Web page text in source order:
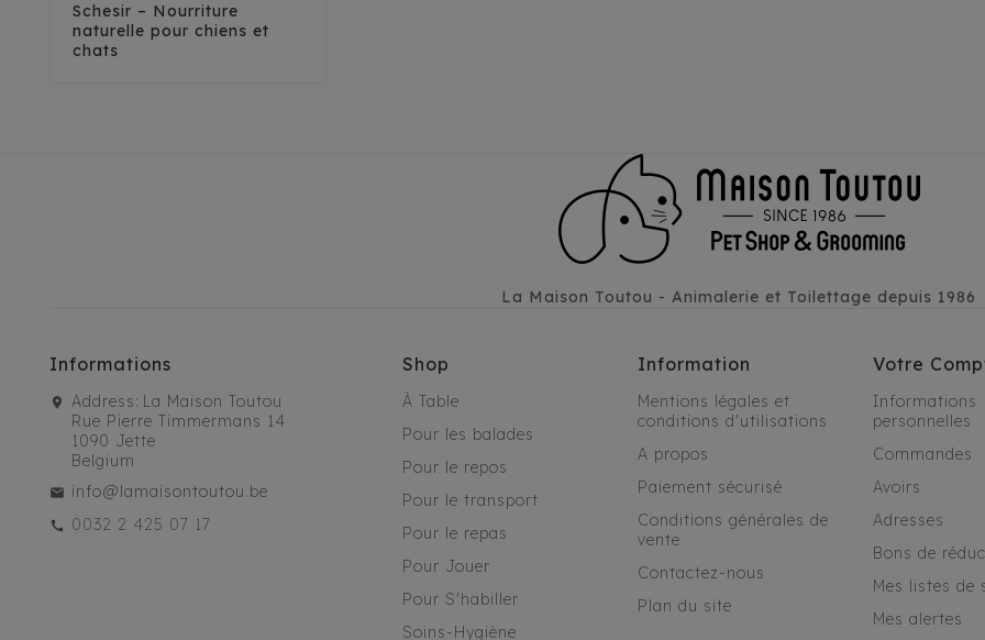
Schesir – Nourriture
naturelle pour chiens et
chats
La Maison Toutou - Animalerie et Toilettage depuis 1986
Informations
Address: La Maison Toutou
Rue Pierre Timmermans 14
1090 Jette
Belgium
info@lamaisontoutou.be
0032 2 425 07 17
Shop
À Table
Pour les balades
Pour le repos
Pour le transport
Pour le repas
Pour Jouer
Pour S'habiller
Soins-Hygiène
Information
Mentions légales et
conditions d'utilisations
A propos
Paiement sécurisé
Conditions générales de
vente
Contactez-nous
Plan du site
Votre
Informations
personnelles
Commandes
Avoirs
Adresses
Bons de
Mes listes de
Mes alertes